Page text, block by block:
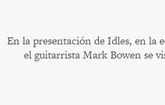
En la presentación de Idles, en la
el guitarrista Mark Bowen se